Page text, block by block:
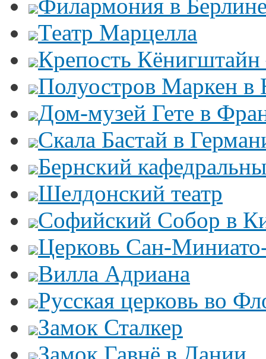
Филармония в
Театр Марцелла
Крепость Кёнигштайн
Полуостров Маркен в
Дом-музей Гете в
Скала Бастай в
Бернский
Шелдонский театр
Софийский Собор в
Церковь Сан-
Вилла Адриана
Русская церковь во
Замок Сталкер